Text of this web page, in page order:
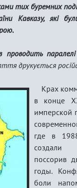
тих буремних
Кавказу, які
друкується
Крах
в конце
имперской
где в
создали
поссорив
годы.
боли